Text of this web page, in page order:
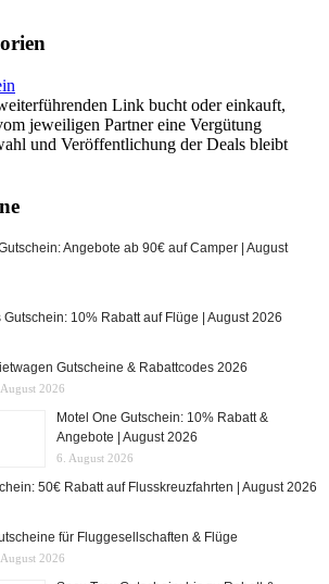
Link bucht oder einkauft,
jeweiligen Partner eine Vergütung
und Veröffentlichung der Deals bleibt
Angebote ab 90€ auf Camper | August
Gutschein: 10% Rabatt auf Flüge | August 2026
Gutscheine & Rabattcodes 2026
2026
Motel One Gutschein: 10% Rabatt &
Angebote | August 2026
6. August 2026
50€ Rabatt auf Flusskreuzfahrten | August 2026
für Fluggesellschaften & Flüge
2026